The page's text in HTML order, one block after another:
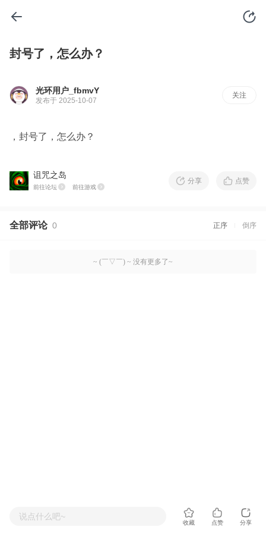
封号了，怎么办？
光环用户_fbmvY
发布于 2025-10-07
关注
，封号了，怎么办？
诅咒之岛
前往论坛 前往游戏
分享 点赞
全部评论 0 正序 倒序
~ (￣▽￣) ~ 没有更多了~
说点什么吧~
收藏 点赞 分享